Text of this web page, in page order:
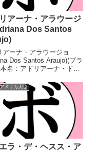
アーナ・アラウージ
Dos Santos
アーナ・アラウージョ
Dos Santos Araujo)(ブラ
名：アドリアーナ・ド
1981年11月4日国籍：ブラ
績：10戦6勝(1KO)4
得タイトル】200...
メリカ大陸
ラ・デ・ヘスス・ア